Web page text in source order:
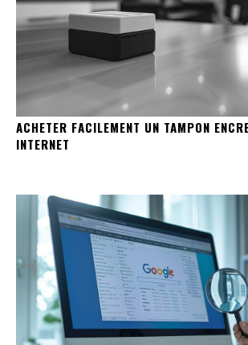
ACHETER FACILEMENT UN TAMPON
INTERNET